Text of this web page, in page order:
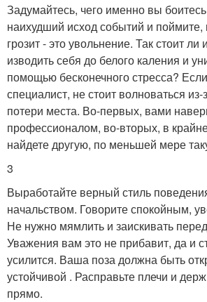
Задумайтесь, чего именно вы
наихудший исход событий и
грозит - это увольнение. Так стоит ли
изводить себя до белого каления и
помощью бесконечного стресса?
специалист, не стоит волноваться
потери места. Во-первых, вами
профессионалом, во-вторых, в
найдете другую, по меньшей мере
3
Выработайте верный стиль
начальством. Говорите спокойным,
Не нужно мямлить и заискивать
Уважения вам это не прибавит, да и
усилится. Ваша поза должна быть
устойчивой . Расправьте плечи и
прямо.